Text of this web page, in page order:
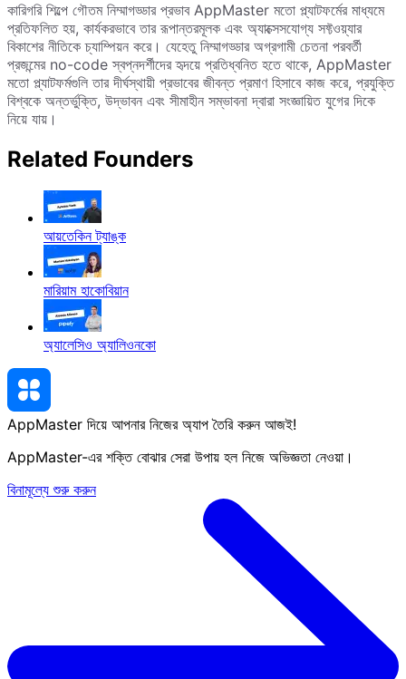
কারিগরি শিল্পে গৌতম নিম্মাগড্ডার প্রভাব AppMaster মতো প্ল্যাটফর্মের মাধ্যমে
প্রতিফলিত হয়, কার্যকরভাবে তার রূপান্তরমূলক এবং অ্যাক্সেসযোগ্য সফ্টওয়্যার
বিকাশের নীতিকে চ্যাম্পিয়ন করে। যেহেতু নিম্মাগড্ডার অগ্রগামী চেতনা পরবর্তী
প্রজন্মের no-code স্বপ্নদর্শীদের হৃদয়ে প্রতিধ্বনিত হতে থাকে, AppMaster
মতো প্ল্যাটফর্মগুলি তার দীর্ঘস্থায়ী প্রভাবের জীবন্ত প্রমাণ হিসাবে কাজ করে, প্রযুক্তি
বিশ্বকে অন্তর্ভুক্তি, উদ্ভাবন এবং সীমাহীন সম্ভাবনা দ্বারা সংজ্ঞায়িত যুগের দিকে
নিয়ে যায়।
Related Founders
আয়তেকিন ট্যাঙ্ক
মারিয়াম হাকোবিয়ান
অ্যালেসিও অ্যালিওনকো
AppMaster দিয়ে আপনার নিজের অ্যাপ তৈরি করুন আজই!
AppMaster-এর শক্তি বোঝার সেরা উপায় হল নিজে অভিজ্ঞতা নেওয়া।
বিনামূল্যে শুরু করুন